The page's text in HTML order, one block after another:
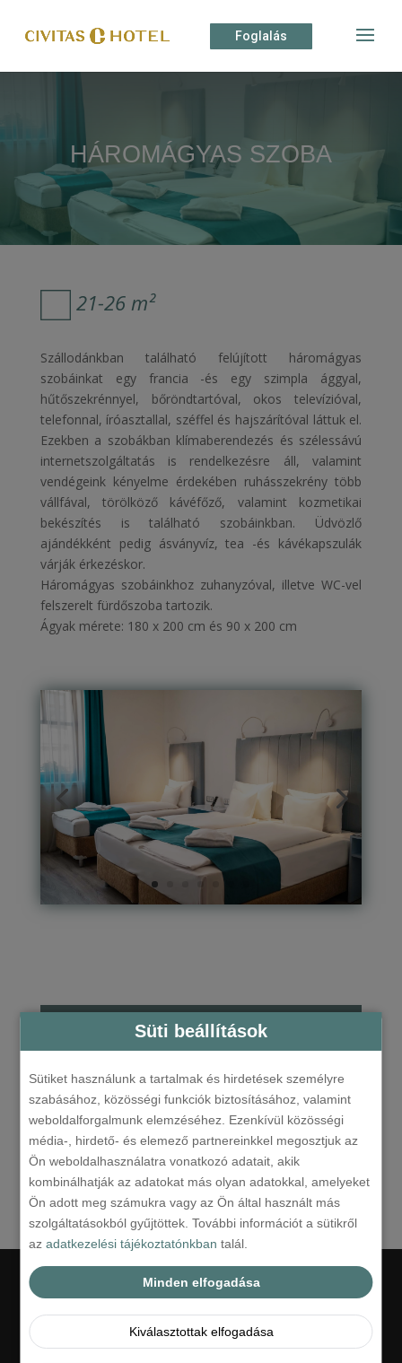
Süti beállítások
Sütiket használunk a tartalmak és hirdetések személyre
szabásához, közösségi funkciók biztosításához, valamint
weboldalforgalmunk elemzéséhez. Ezenkívül közösségi
média-, hirdető- és elemező partnereinkkel megosztjuk az
Ön weboldalhasználatra vonatkozó adatait, akik
kombinálhatják az adatokat más olyan adatokkal, amelyeket
Ön adott meg számukra vagy az Ön által használt más
szolgáltatásokból gyűjtöttek. További információt a sütikről
azadatkezelési tájékoztatónkban talál.
Minden elfogadása
Kiválasztottak elfogadása
Foglalás
HÁROMÁGYAS SZOBA
21-26 m²
Szállodánkban található felújított háromágyas
szobáinkat egy francia -és egy szimpla ággyal,
hűtőszekrénnyel, bőröndtartóval, okos televízióval,
telefonnal, íróasztallal, széffel és hajszárítóval láttuk el.
Ezekben a szobákban klímaberendezés és szélessávú
internetszolgáltatás is rendelkezésre áll, valamint
vendégeink kényelme érdekében ruhásszekrény több
vállfával, törölköző kávéfőző, valamint kozmetikai
bekészítés is található szobáinkban. Üdvözlő
ajándékként pedig ásványvíz, tea -és kávékapszulák
várják érkezéskor.
Háromágyas szobáinkhoz zuhanyzóval, illetve WC-vel
felszerelt fürdőszoba tartozik.
Ágyak mérete: 180 x 200 cm és 90 x 200 cm
Ajánlatkérés
Weboldalunkon garantáltan a legkedvezőbb
árat találja!
AJÁNLATKÉRÉS
Linkek